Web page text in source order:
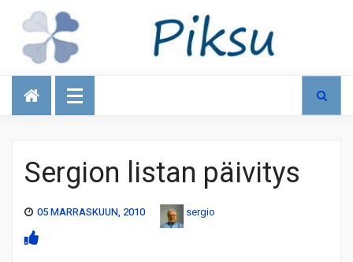
Talous
Sergion listan päivitys
05 MARRASKUUN, 2010 sergio